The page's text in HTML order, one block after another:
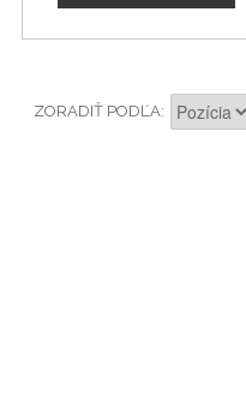
ZORADIŤ PODĽA